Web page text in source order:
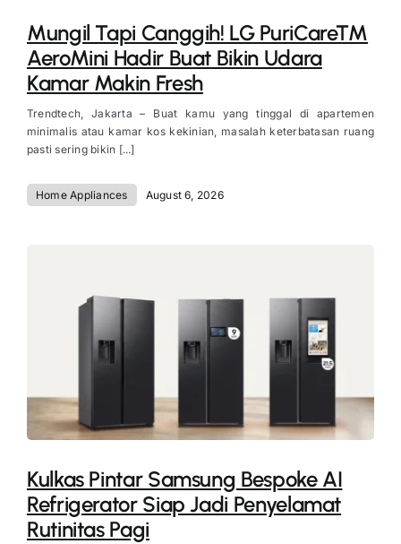
Mungil Tapi Canggih! LG PuriCare™
AeroMini Hadir Buat Bikin Udara
Kamar Makin Fresh
Trendtech, Jakarta – Buat kamu yang tinggal di apartemen
minimalis atau kamar kos kekinian, masalah keterbatasan ruang
pasti sering bikin [...]
Home Appliances August 6, 2026
Kulkas Pintar Samsung Bespoke AI
Refrigerator Siap Jadi Penyelamat
Rutinitas Pagi